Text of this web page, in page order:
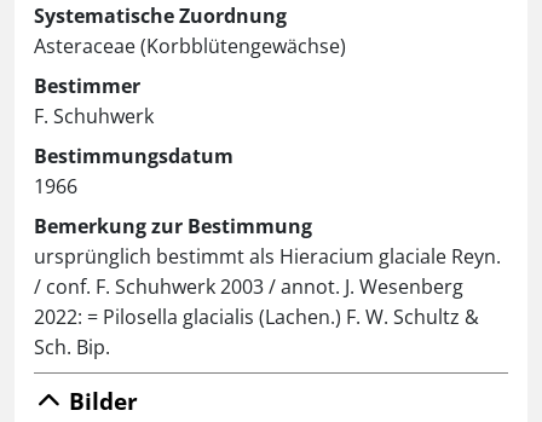
Systematische Zuordnung
Asteraceae (Korbblütengewächse)
Bestimmer
F. Schuhwerk
Bestimmungsdatum
1966
Bemerkung zur Bestimmung
ursprünglich bestimmt als Hieracium glaciale Reyn.
/ conf. F. Schuhwerk 2003 / annot. J. Wesenberg
2022: = Pilosella glacialis (Lachen.) F. W. Schultz &
Sch. Bip.
Bilder